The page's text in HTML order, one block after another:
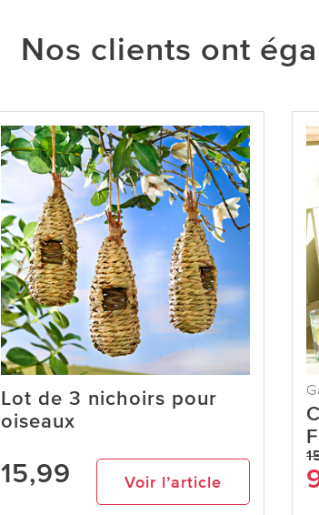
Nos clients ont
Lot de 3 nichoirs pour
oiseaux
15,99 Voir l’article